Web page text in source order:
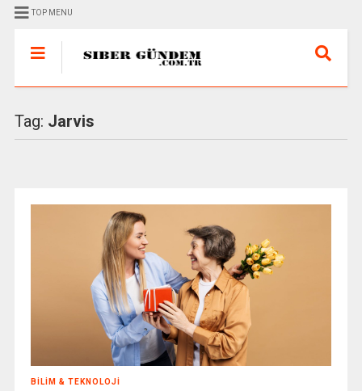
TOP MENU
Tag: Jarvis
BILIM & TEKNOLOJI